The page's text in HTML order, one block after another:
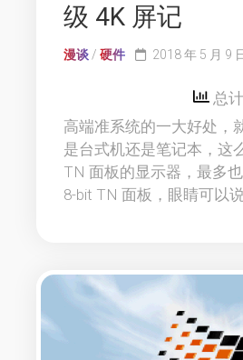
级 4K 屏记
漫谈 / 硬件 2018 年 5 月 9
总
高端准系统的一大好处，
是台式机还是笔记本，这
TN 面板的显示器，最多
8-bit TN 面板，眼睛可以说